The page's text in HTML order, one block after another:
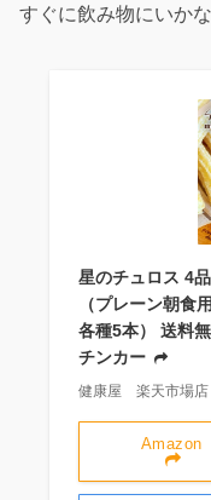
すぐに飲み物にいか
星のチュロス 4
（プレーン朝食
各種5本） 送料
チンカー
健康屋 楽天市場店
Amazon